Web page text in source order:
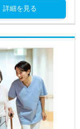
詳細を見る